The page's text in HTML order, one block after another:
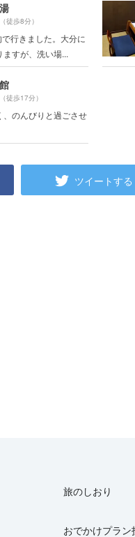
（徒歩8分）
行きました。大分に
すが、洗い場...
（徒歩17分）
のんびりと過ごさせ
ツイートする
旅のしおり
おでかけプラ